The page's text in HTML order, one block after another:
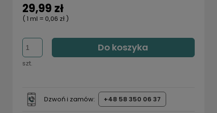
29,99 zł
( 1 ml = 0,06 zł )
szt.
Do koszyka
Dzwoń i zamów: +48 58 350 06 37